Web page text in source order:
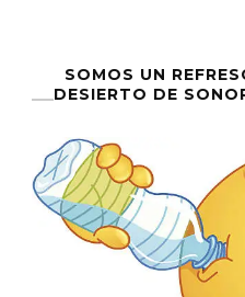
SOMOS UN
DESIERTO DE